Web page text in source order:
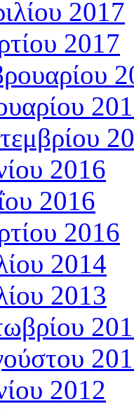
2017
2017
2016
2016
2016
2014
2013
2012